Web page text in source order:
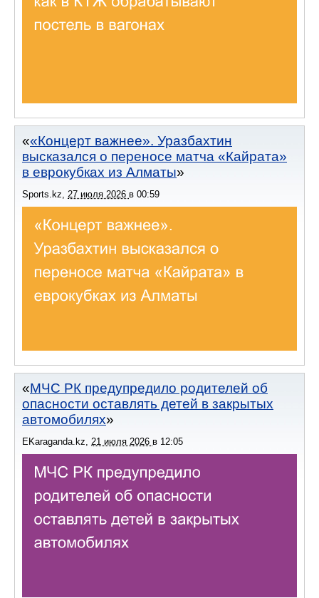
«Концерт важнее». Уразбахтин
высказался о переносе матча «Кайрата»
в еврокубках из Алматы
Sports.kz 27 июля 2026 в 00:59
МЧС РК предупредило родителей об
опасности оставлять детей в закрытых
автомобилях
EKaraganda.kz 21 июля 2026 в 12:05